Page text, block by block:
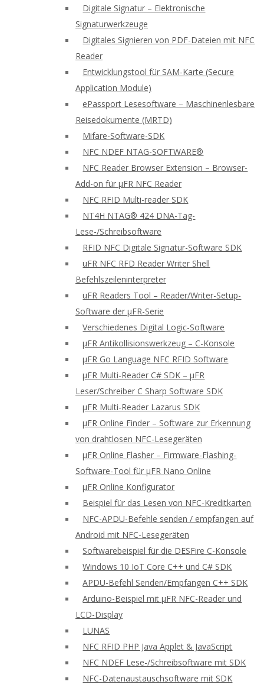
Digitale Signatur – Elektronische
Signaturwerkzeuge
Digitales Signieren von PDF-Dateien mit NFC
Reader
Entwicklungstool für SAM-Karte (Secure
Application Module)
ePassport Lesesoftware – Maschinenlesbare
Reisedokumente (MRTD)
Mifare-Software-SDK
NFC NDEF NTAG-SOFTWARE®
NFC Reader Browser Extension – Browser-
Add-on für μFR NFC Reader
NFC RFID Multi-reader SDK
NT4H NTAG® 424 DNA-Tag-
Lese-/Schreibsoftware
RFID NFC Digitale Signatur-Software SDK
uFR NFC RFD Reader Writer Shell
Befehlszeileninterpreter
uFR Readers Tool – Reader/Writer-Setup-
Software der μFR-Serie
Verschiedenes Digital Logic-Software
μFR Antikollisionswerkzeug – C-Konsole
μFR Go Language NFC RFID Software
μFR Multi-Reader C# SDK – μFR
Leser/Schreiber C Sharp Software SDK
μFR Multi-Reader Lazarus SDK
μFR Online Finder – Software zur Erkennung
von drahtlosen NFC-Lesegeräten
μFR Online Flasher – Firmware-Flashing-
Software-Tool für μFR Nano Online
μFR Online Konfigurator
Beispiel für das Lesen von NFC-Kreditkarten
NFC-APDU-Befehle senden / empfangen auf
Android mit NFC-Lesegeräten
Softwarebeispiel für die DESFire C-Konsole
Windows 10 IoT Core C++ und C# SDK
APDU-Befehl Senden/Empfangen C++ SDK
Arduino-Beispiel mit μFR NFC-Reader und
LCD-Display
LUNAS
NFC RFID PHP Java Applet & JavaScript
NFC NDEF Lese-/Schreibsoftware mit SDK
NFC-Datenaustauschsoftware mit SDK